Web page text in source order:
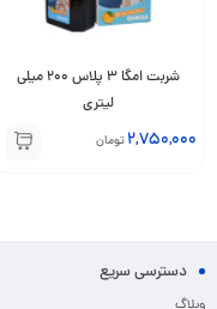
شربت امگا 3 پلاس 200 میلی
لیتری
2,750,000 تومان
دسترسی سریع